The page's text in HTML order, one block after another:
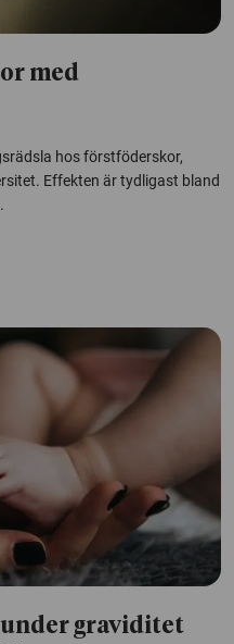
med
hos förstföderskor,
Effekten är tydligast bland
graviditet